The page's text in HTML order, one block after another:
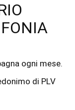
ogni mese.
di PLV